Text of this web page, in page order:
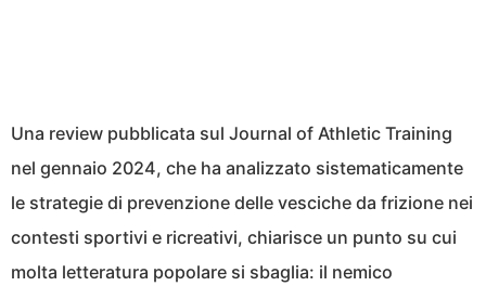
Una review pubblicata sul Journal of Athletic Training
nel gennaio 2024, che ha analizzato sistematicamente
le strategie di prevenzione delle vesciche da frizione nei
contesti sportivi e ricreativi, chiarisce un punto su cui
molta letteratura popolare si sbaglia: il nemico